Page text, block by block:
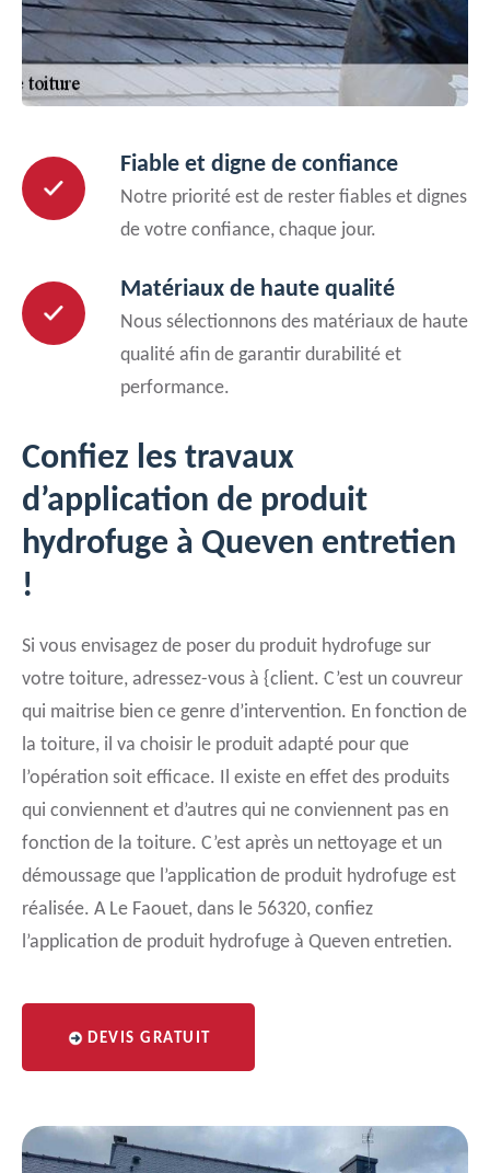
Fiable et digne de confiance
Notre priorité est de rester fiables et dignes
de votre confiance, chaque jour.
Matériaux de haute qualité
Nous sélectionnons des matériaux de haute
qualité afin de garantir durabilité et
performance.
Confiez les travaux
d’application de produit
hydrofuge à Queven entretien
!
Si vous envisagez de poser du produit hydrofuge sur
votre toiture, adressez-vous à {client. C’est un couvreur
qui maitrise bien ce genre d’intervention. En fonction de
la toiture, il va choisir le produit adapté pour que
l’opération soit efficace. Il existe en effet des produits
qui conviennent et d’autres qui ne conviennent pas en
fonction de la toiture. C’est après un nettoyage et un
démoussage que l’application de produit hydrofuge est
réalisée. A Le Faouet, dans le 56320, confiez
l’application de produit hydrofuge à Queven entretien.
DEVIS GRATUIT